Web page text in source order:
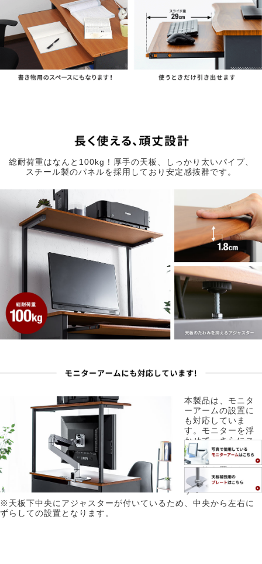
総耐荷重はなんと100kg！厚手の天板、しっかり太いパイプ、
スチール製のパネルを採用しており安定感抜群です。
本製品は、モニタ
ーアームの設置に
も対応していま
す。モニターを浮
かせて、さらにス
ペースを有効活用
できるので、たく
さん物を置きたい
方にオススメで
す！
※天板下中央にアジャスターが付いているため、中央から左右に
ずらしての設置となります。